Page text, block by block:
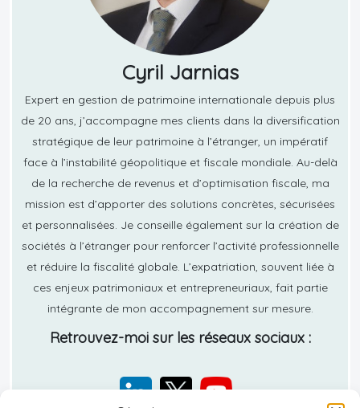
Cyril Jarnias
Expert en gestion de patrimoine internationale depuis plus
de 20 ans, j’accompagne mes clients dans la diversification
stratégique de leur patrimoine à l’étranger, un impératif
face à l’instabilité géopolitique et fiscale mondiale. Au-delà
de la recherche de revenus et d’optimisation fiscale, ma
mission est d’apporter des solutions concrètes, sécurisées
et personnalisées. Je conseille également sur la création de
sociétés à l’étranger pour renforcer l’activité professionnelle
et réduire la fiscalité globale. L’expatriation, souvent liée à
ces enjeux patrimoniaux et entrepreneuriaux, fait partie
intégrante de mon accompagnement sur mesure.
Retrouvez-moi sur les réseaux sociaux :